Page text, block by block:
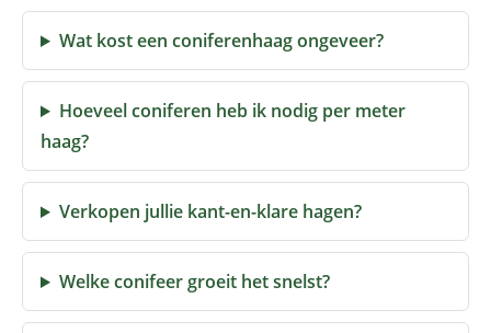
Wat kost een coniferenhaag ongeveer?
Hoeveel coniferen heb ik nodig per meter
haag?
Verkopen jullie kant-en-klare hagen?
Welke conifeer groeit het snelst?